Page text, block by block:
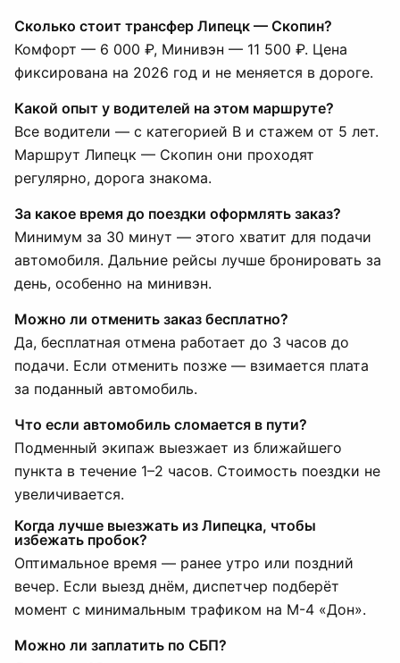
Сколько стоит трансфер Липецк — Скопин?
Комфорт — 6 000 ₽, Минивэн — 11 500 ₽. Цена
фиксирована на 2026 год и не меняется в дороге.
Какой опыт у водителей на этом маршруте?
Все водители — с категорией B и стажем от 5 лет.
Маршрут Липецк — Скопин они проходят
регулярно, дорога знакома.
За какое время до поездки оформлять заказ?
Минимум за 30 минут — этого хватит для подачи
автомобиля. Дальние рейсы лучше бронировать за
день, особенно на минивэн.
Можно ли отменить заказ бесплатно?
Да, бесплатная отмена работает до 3 часов до
подачи. Если отменить позже — взимается плата
за поданный автомобиль.
Что если автомобиль сломается в пути?
Подменный экипаж выезжает из ближайшего
пункта в течение 1–2 часов. Стоимость поездки не
увеличивается.
Когда лучше выезжать из Липецка, чтобы
избежать пробок?
Оптимальное время — ранее утро или поздний
вечер. Если выезд днём, диспетчер подберёт
момент с минимальным трафиком на М-4 «Дон».
Можно ли заплатить по СБП?